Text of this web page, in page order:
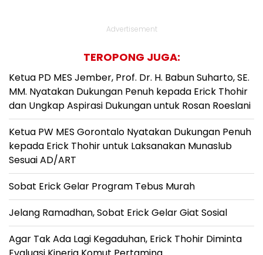
Advertisement
TEROPONG JUGA:
Ketua PD MES Jember, Prof. Dr. H. Babun Suharto, SE.
MM. Nyatakan Dukungan Penuh kepada Erick Thohir
dan Ungkap Aspirasi Dukungan untuk Rosan Roeslani
Ketua PW MES Gorontalo Nyatakan Dukungan Penuh
kepada Erick Thohir untuk Laksanakan Munaslub
Sesuai AD/ART
Sobat Erick Gelar Program Tebus Murah
Jelang Ramadhan, Sobat Erick Gelar Giat Sosial
Agar Tak Ada Lagi Kegaduhan, Erick Thohir Diminta